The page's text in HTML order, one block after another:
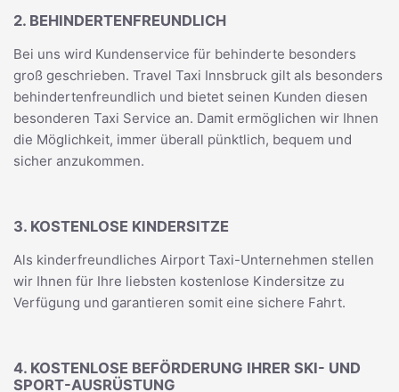
2. BEHINDERTENFREUNDLICH
Bei uns wird Kundenservice für behinderte besonders
groß geschrieben. Travel Taxi Innsbruck gilt als besonders
behindertenfreundlich und bietet seinen Kunden diesen
besonderen Taxi Service an. Damit ermöglichen wir Ihnen
die Möglichkeit, immer überall pünktlich, bequem und
sicher anzukommen.
3. KOSTENLOSE KINDERSITZE
Als kinderfreundliches Airport Taxi-Unternehmen stellen
wir Ihnen für Ihre liebsten kostenlose Kindersitze zu
Verfügung und garantieren somit eine sichere Fahrt.
4. KOSTENLOSE BEFÖRDERUNG IHRER SKI- UND
SPORT-AUSRÜSTUNG